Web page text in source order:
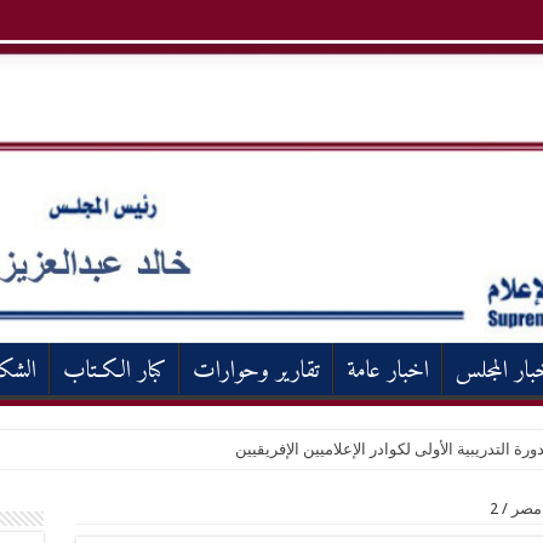
المجلس اخبار عامة تقارير وحوارات كبار الكـتاب
التدريبية الأولى لكوادر الإعلاميين الإفريقيين
/
2